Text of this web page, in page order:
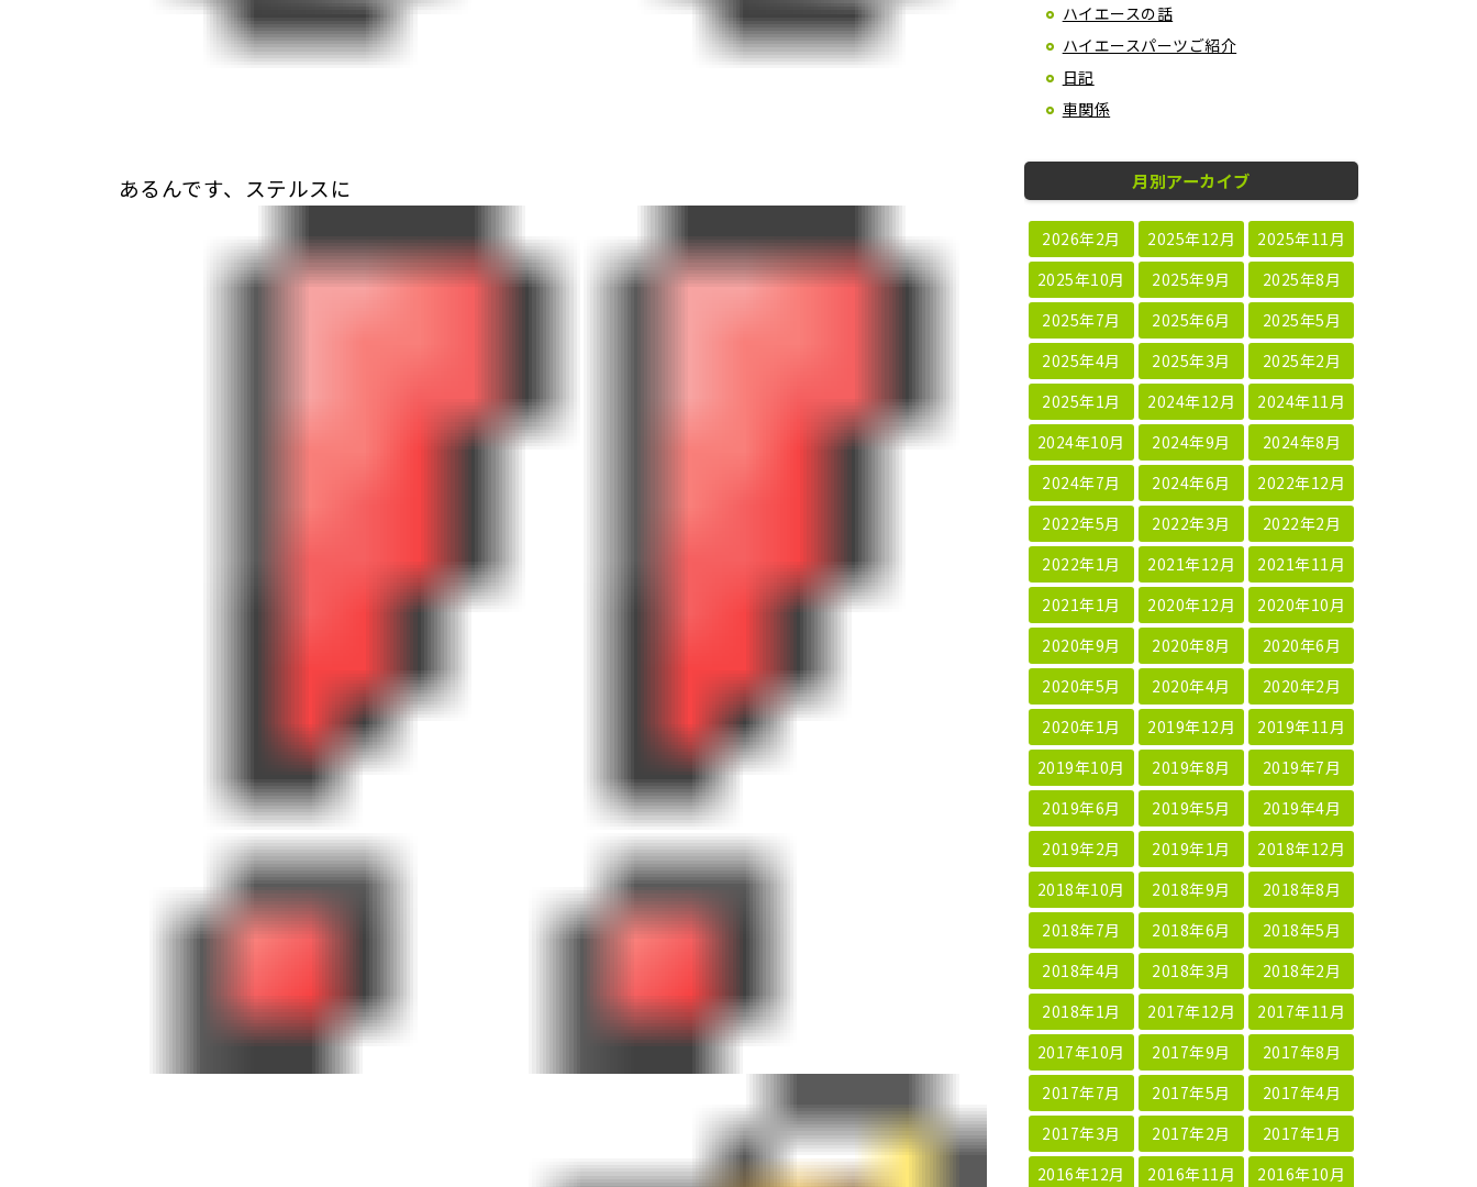
あるんです、ステルスに
ハイエースの話
ハイエースパーツご紹介
日記
車関係
月別アーカイブ
2026年2月 2025年12月
2025年11月
2025年10月
2025年9月
2025年8月
2025年7月
2025年6月
2025年5月
2025年4月
2025年3月
2025年2月
2025年1月
2024年12月
2024年11月
2024年10月
2024年9月
2024年8月
2024年7月
2024年6月
2022年12月
2022年5月
2022年3月
2022年2月
2022年1月
2021年12月
2021年11月
2021年1月
2020年12月
2020年10月
2020年9月
2020年8月
2020年6月
2020年5月
2020年4月
2020年2月
2020年1月
2019年12月
2019年11月
2019年10月
2019年8月
2019年7月
2019年6月
2019年5月
2019年4月
2019年2月
2019年1月
2018年12月
2018年10月
2018年9月
2018年8月
2018年7月
2018年6月
2018年5月
2018年4月
2018年3月
2018年2月
2018年1月
2017年12月
2017年11月
2017年10月
2017年9月
2017年8月
2017年7月
2017年5月
2017年4月
2017年3月
2017年2月
2017年1月
2016年12月
2016年11月
2016年10月